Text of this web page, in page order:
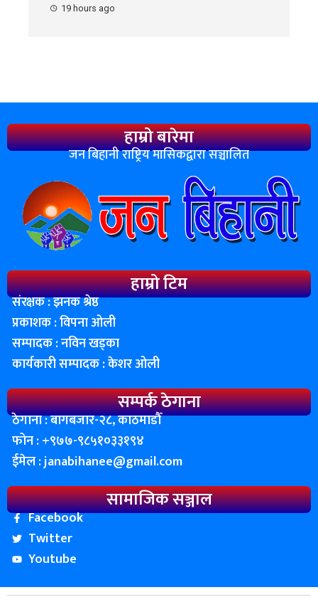
19 hours ago
हाम्रो बारेमा
जन बिहानी राष्ट्रिय मासिकद्वारा सञ्चालित
हाम्रो टिम
संरक्षक : झनक श्रेष्ठ
प्रकाशक : विपना ओली
सम्पादक : नविन खड्का
कार्यकारी सम्पादक : केशर ओली
सम्पर्क ठेगाना
ठेगाना : बागबजार-२८, काठमाडाैँ
फोन : ‌+९७७-९८५१०३३१९४
ईमेल :janabihanee@gmail.com
सामाजिक सञ्जाल
Facebook
Twitter
Youtube